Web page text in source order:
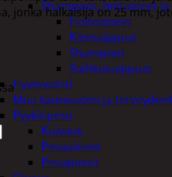
Shampoot, hoitaineet
Hoitoaineet
Käsisaippuat
Shampoot
Suihkusaippuat
Hyvinvointi
Muu kauneuden ja
Pyykinpesu
Kuivaus
Pesuaineet
Pesupussit
jonka halkaisija on 25 mm,